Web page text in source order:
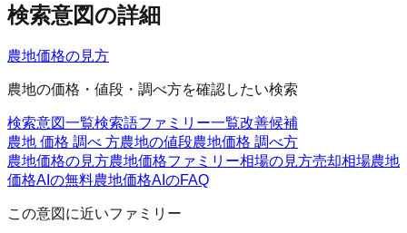
検索意図の詳細
農地価格の見方
農地の価格・値段・調べ方を確認したい検索
検索意図一覧検索語ファミリー一覧改善候補
農地 価格 調べ 方農地の値段農地価格 調べ方
農地価格の見方農地価格ファミリー相場の見方売却相場農地
価格AIの無料農地価格AIのFAQ
この意図に近いファミリー